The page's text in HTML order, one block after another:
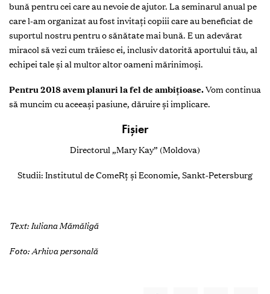
bună pentru cei care au nevoie de ajutor. La seminarul anual pe
care l-am organizat au fost invitaţi copiii care au beneficiat de
suportul nostru pentru o sănătate mai bună. E un adevărat
miracol să vezi cum trăiesc ei, inclusiv datorită aportului tău, al
echipei tale şi al multor altor oameni mărinimoşi.
Pentru 2018 avem planuri la fel de ambiţioase.Vom continua
să muncim cu aceeaşi pasiune, dăruire şi implicare.
Fişier
Directorul „Mary Kay” (Moldova)
Studii: Institutul de ComeRţ şi Economie, Sankt-Petersburg
Text: Iuliana Mămăligă
Foto: Arhiva personală